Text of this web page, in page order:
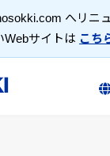
へリニ
Webサイトは こち